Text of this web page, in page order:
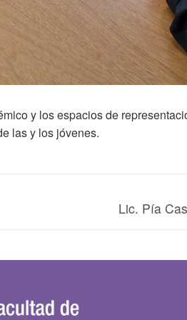
y los espacios de
las y los jóvenes.
Lic. Pía